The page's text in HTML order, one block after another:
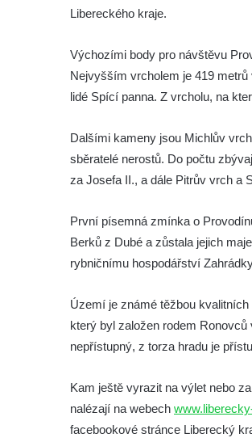
Libereckého kraje.
Výchozími body pro návštěvu
Nejvyšším vrcholem je 419
lidé Spící panna. Z vrcholu, na
Dalšími kameny jsou Michlův
sběratelé nerostů. Do počtu
za Josefa II., a dále Pitrův vrch a
První písemná zmínka o
Berků z Dubé a zůstala jejich
rybničnímu hospodářství
Území je známé těžbou
který byl založen rodem
nepřístupný, z torza hradu je
Kam ještě vyrazit na výlet nebo
nalézají na webech
facebookové stránce Liberecký